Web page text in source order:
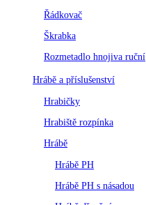
Řádkovač
Škrabka
Rozmetadlo hnojiva ruční
Hrábě a příslušenství
Hrabičky
Hrabiště rozpínka
Hrábě
Hrábě PH
Hrábě PH s násadou